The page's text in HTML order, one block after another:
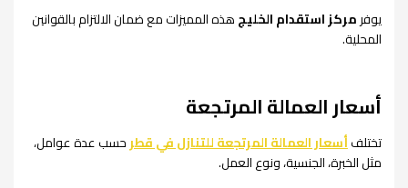
يوفرمركز استقدام الخليجهذه المميزات مع ضمان الالتزام بالقوانين
المحلية.
أسعار العمالة المرتجعة
تختلفأسعار العمالة المرتجعة للتنازل في قطرحسب عدة عوامل،
مثل الخبرة، الجنسية، ونوع العمل.